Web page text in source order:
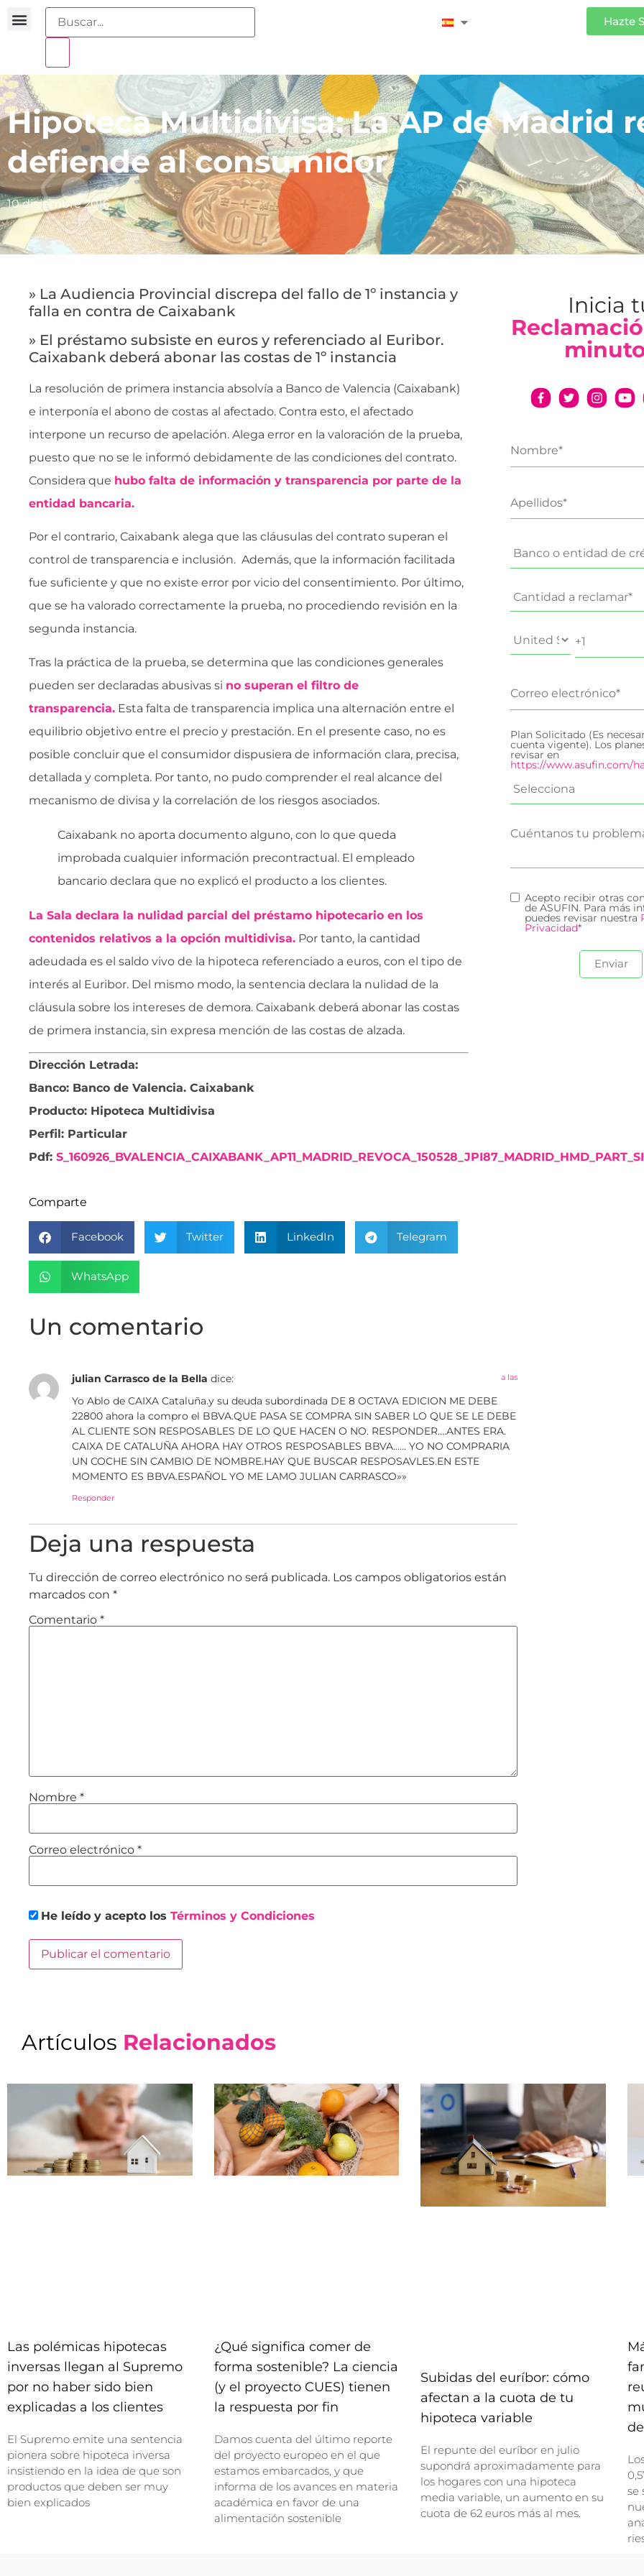
Hazte
Hipoteca Multidivisa: La AP de Madrid
defiende al consumidor
10 diciembre 2016
» La Audiencia Provincial discrepa del fallo de 1º instancia y
falla en contra de Caixabank
» El préstamo subsiste en euros y referenciado al Euribor.
Caixabank deberá abonar las costas de 1º instancia
La resolución de primera instancia absolvía a Banco de Valencia (Caixabank)
e interponía el abono de costas al afectado. Contra esto, el afectado
interpone un recurso de apelación. Alega error en la valoración de la prueba,
puesto que no se le informó debidamente de las condiciones del contrato.
Considera que hubo falta de información y transparencia por parte de la
entidad bancaria.
Por el contrario, Caixabank alega que las cláusulas del contrato superan el
control de transparencia e inclusión. Además, que la información facilitada
fue suficiente y que no existe error por vicio del consentimiento. Por último,
que se ha valorado correctamente la prueba, no procediendo revisión en la
segunda instancia.
Tras la práctica de la prueba, se determina que las condiciones generales
pueden ser declaradas abusivas si no superan el filtro de
transparencia. Esta falta de transparencia implica una alternación entre el
equilibrio objetivo entre el precio y prestación. En el presente caso, no es
posible concluir que el consumidor dispusiera de información clara, precisa,
detallada y completa. Por tanto, no pudo comprender el real alcance del
mecanismo de divisa y la correlación de los riesgos asociados.
Caixabank no aporta documento alguno, con lo que queda
improbada cualquier información precontractual. El empleado
bancario declara que no explicó el producto a los clientes.
La Sala declara la nulidad parcial del préstamo hipotecario en los
contenidos relativos a la opción multidivisa. Por tanto, la cantidad
adeudada es el saldo vivo de la hipoteca referenciado a euros, con el tipo de
interés al Euribor. Del mismo modo, la sentencia declara la nulidad de la
cláusula sobre los intereses de demora. Caixabank deberá abonar las costas
de primera instancia, sin expresa mención de las costas de alzada.
Dirección Letrada:
Banco: Banco de Valencia. Caixabank
Producto: Hipoteca Multidivisa
Perfil: Particular
Pdf:
Comparte
Facebook Twitter LinkedIn Telegram
WhatsApp
Un comentario
julian Carrasco de la Bella dice: a las
Yo Ablo de CAIXA Cataluña.y su deuda subordinada DE 8 OCTAVA EDICION ME DEBE
22800 ahora la compro el BBVA.QUE PASA SE COMPRA SIN SABER LO QUE SE LE DEBE
AL CLIENTE SON RESPOSABLES DE LO QUE HACEN O NO. RESPONDER….ANTES ERA.
CAIXA DE CATALUÑA AHORA HAY OTROS RESPOSABLES BBVA…… YO NO COMPRARIA
UN COCHE SIN CAMBIO DE NOMBRE.HAY QUE BUSCAR RESPOSAVLES.EN ESTE
MOMENTO ES BBVA.ESPAÑOL YO ME LAMO JULIAN CARRASCO»»
Responder
Deja una respuesta
Tu dirección de correo electrónico no será publicada. Los campos obligatorios están
marcados con *
Comentario *
Nombre *
Correo electrónico *
He leído y acepto los Términos y Condiciones
Inicia
Plan Solicitado (Es
cuenta vigente). Los
revisar en
https://www.asufin.com/
Acepto recibir otras
de ASUFIN. Para más
puedes revisar nuestra
Privacidad*
Artículos Relacionados
Las polémicas hipotecas
inversas llegan al Supremo
por no haber sido bien
explicadas a los clientes
El Supremo emite una sentencia
pionera sobre hipoteca inversa
insistiendo en la idea de que son
productos que deben ser muy
bien explicados
¿Qué significa comer de
forma sostenible? La ciencia
(y el proyecto CUES) tienen
la respuesta por fin
Damos cuenta del último reporte
del proyecto europeo en el que
estamos embarcados, y que
informa de los avances en materia
académica en favor de una
alimentación sostenible
Subidas del euríbor: cómo
afectan a la cuota de tu
hipoteca variable
El repunte del euríbor en julio
supondrá aproximadamente para
los hogares con una hipoteca
media variable, un aumento en su
cuota de 62 euros más al mes.
se